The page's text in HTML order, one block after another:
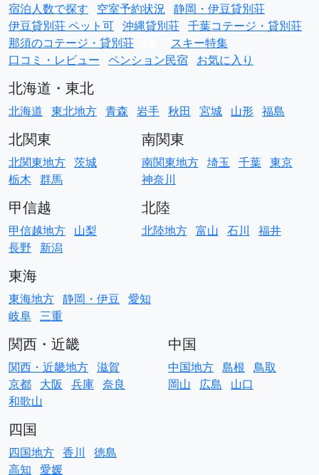
宿泊人数で探す
空室予約状況 静岡・伊豆貸別荘
伊豆貸別荘 ペット可 沖縄貸別荘 千葉コテージ・貸別荘
那須のコテージ・貸別荘
スキー特集
口コミ・レビュー ペンション民宿 お気に入り
北海道・東北
北海道 東北地方 青森 岩手 秋田 宮城 山形 福島
北関東
北関東地方 茨城
栃木 群馬
南関東
南関東地方 埼玉 千葉 東京
神奈川
甲信越
甲信越地方 山梨
長野
新潟
北陸
北陸地方 富山 石川 福井
東海
東海地方 静岡・伊豆 愛知
岐阜 三重
関西・近畿
関西・近畿地方 滋賀
京都 大阪 兵庫 奈良
和歌山
中国
中国地方 島根 鳥取
岡山
広島 山口
四国
四国地方 香川
徳島
高知 愛媛